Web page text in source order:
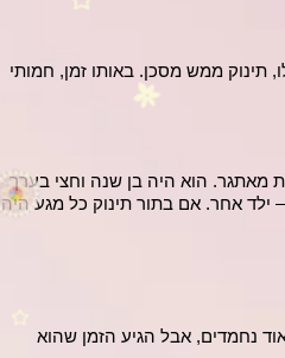
תינוק ממש מסכן. באותו זמן, חמותי
מאתגר. הוא היה בן שנה וחצי בערך
ילד אחר. אם בתור תינוק כל מגע היה
נחמדים, אבל הגיע הזמן שהוא